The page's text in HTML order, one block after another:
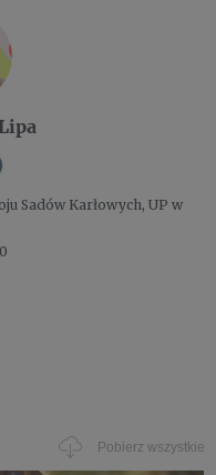
Sadów Karłowych, UP w
Pobierz wszystkie